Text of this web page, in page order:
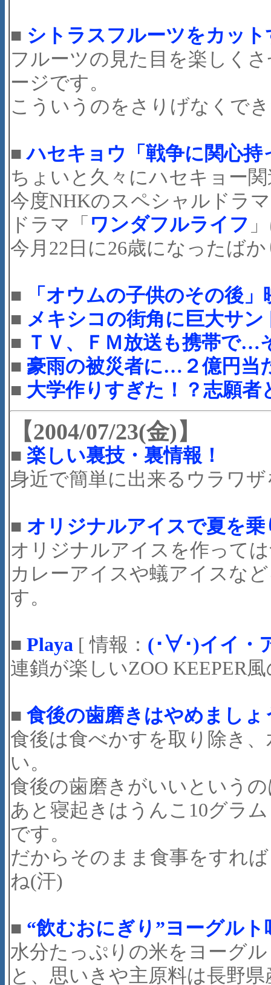
■ シトラスフルーツをカッ
フルーツの見た目を楽しく
ージです。
こういうのをさりげなくで
■ハセキョウ「戦争に関心持
ちょいと久々にハセキョー
今度NHKのスペシャルドラ
ドラマ「 ワンダフルライフ
今月22日に26歳になったば
■
「オウムの子供のその後」
■ メキシコの街角に巨大サン
■ ＴＶ、ＦＭ放送も携帯で…
■ 豪雨の被災者に…２億円当
■ 大学作りすぎた！？志願
【2004/07/23(金)】
■ 楽しい裏技・裏情報！
身近で簡単に出来るウラワ
■ オリジナルアイスで夏を乗
オリジナルアイスを作って
カレーアイスや蟻アイスな
す。
■ Playa [ 情報： (･∀･)イイ・
連鎖が楽しいZOO KEEPER
■ 食後の歯磨きはやめましょ
食後は食べかすを取り除き
い。
食後の歯磨きがいいという
あと寝起きはうんこ10グラ
です。
だからそのまま食事をすれ
ね(汗)
■ “飲むおにぎり”ヨーグル
水分たっぷりの米をヨーグ
と、思いきや主原料は長野